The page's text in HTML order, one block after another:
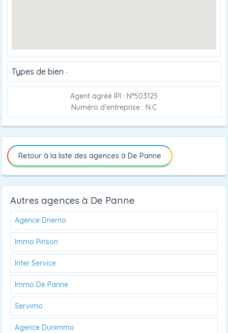
Types de bien -
Agent agréé IPI : N°503125
Numéro d'entreprise : N.C
Retour à la liste des agences à De Panne
Autres agences à De Panne
Agence Driemo
Immo Pinson
Inter Service
Immo De Panne
Servimo
Agence Dunimmo